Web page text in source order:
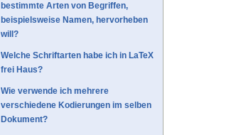
bestimmte Arten von Begriffen,
beispielsweise Namen, hervorheben
will?
Welche Schriftarten habe ich in LaTeX
frei Haus?
Wie verwende ich mehrere
verschiedene Kodierungen im selben
Dokument?